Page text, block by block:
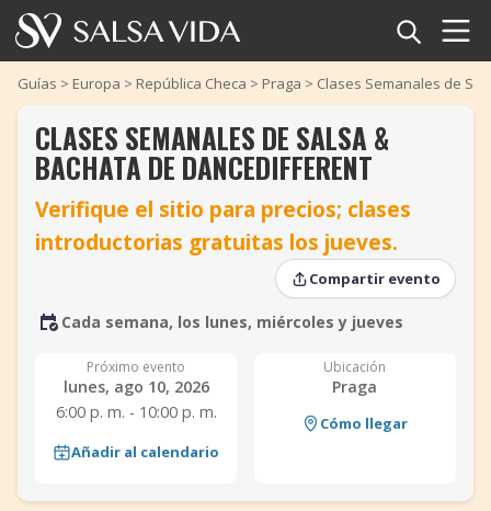
Inicio
Eventos
Artículos
Tienda
TuneTempo
Guías > Europa > República Checa > Praga > Clases Semanales de
››
CLASES SEMANALES DE SALSA &
BACHATA DE DANCEDIFFERENT
Verifique el sitio para precios; clases
introductorias gratuitas los jueves.
Compartir evento
Cada semana, los lunes, miércoles y jueves
Próximo evento
lunes, ago 10, 2026
6:00 p. m. - 10:00 p. m.
Añadir al calendario
Ubicación
Praga
Cómo llegar